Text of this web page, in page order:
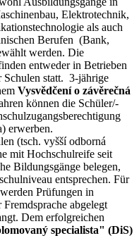
Elektrotechnik,
als auch
Berufen (Bank,
werden. Die
entweder in Betrieben
statt. 3-jährige
Vysvědčení o závěrečná
können die Schüler/-
erwerben.
(tsch. vyšší odborná
mit Hochschulreife seit
Bildungsgänge belegen,
entsprechen. Für
Prüfungen in
abgelegt
Dem erfolgreichen
specialista" (DiS)